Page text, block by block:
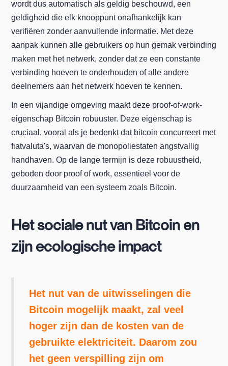
wordt dus automatisch als geldig beschouwd, een
geldigheid die elk knooppunt onafhankelijk kan
verifiëren zonder aanvullende informatie. Met deze
aanpak kunnen alle gebruikers op hun gemak verbinding
maken met het netwerk, zonder dat ze een constante
verbinding hoeven te onderhouden of alle andere
deelnemers aan het netwerk hoeven te kennen.
In een vijandige omgeving maakt deze proof-of-work-
eigenschap Bitcoin robuuster. Deze eigenschap is
cruciaal, vooral als je bedenkt dat bitcoin concurreert met
fiatvaluta's, waarvan de monopoliestaten angstvallig
handhaven. Op de lange termijn is deze robuustheid,
geboden door proof of work, essentieel voor de
duurzaamheid van een systeem zoals Bitcoin.
Het sociale nut van Bitcoin en
zijn ecologische impact
Het nut van de uitwisselingen die
Bitcoin mogelijk maakt, zal veel
hoger zijn dan de kosten van de
gebruikte elektriciteit. Daarom zou
het geen verspilling zijn om